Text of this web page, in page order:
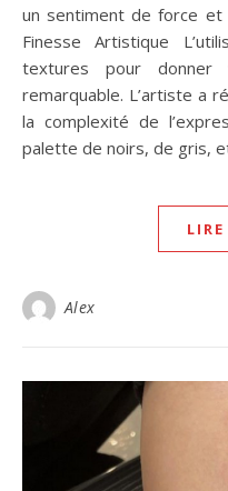
un sentiment de force et
Finesse Artistique
textures pour
remarquable. L’artiste a
la complexité de
palette de noirs, de gris,
Alex